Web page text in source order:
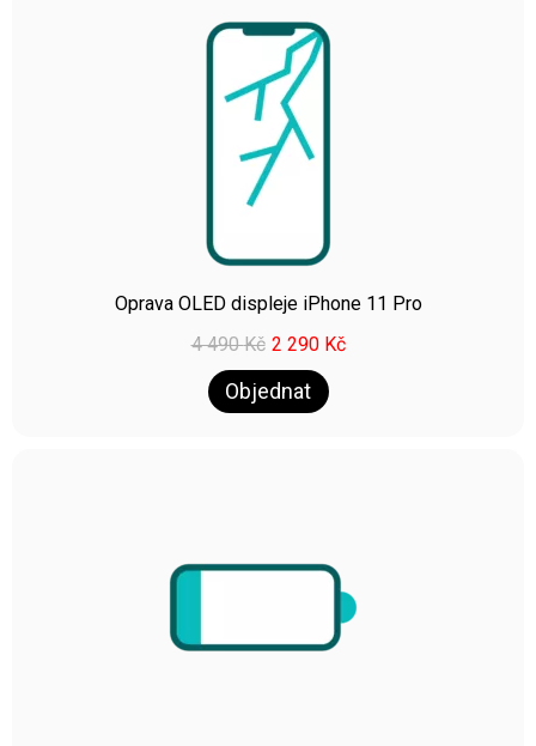
Oprava OLED displeje iPhone 11 Pro
4 490Kč 2 290 Kč
Objednat